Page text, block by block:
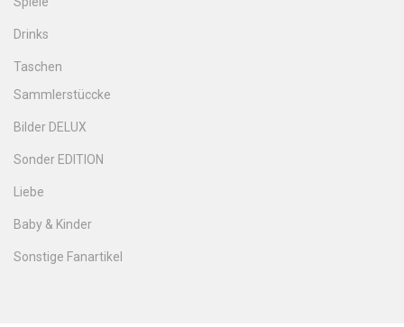
Drinks
Taschen
Sammlerstüccke
Bilder DELUX
Sonder EDITION
Liebe
Baby & Kinder
Sonstige Fanartikel